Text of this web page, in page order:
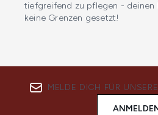
tiefgreifend zu pflegen - deinen
keine Grenzen gesetzt!
MELDE DICH FÜR